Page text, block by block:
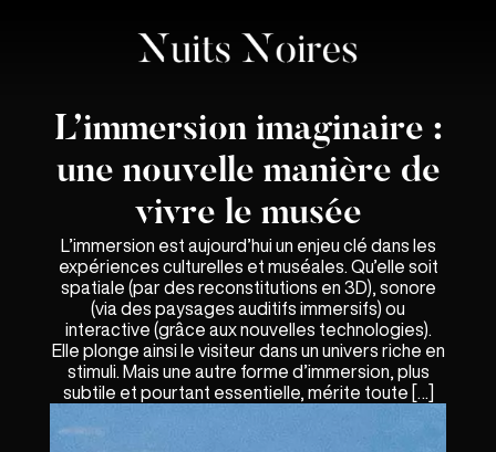
L’immersion imaginaire :
une nouvelle manière de
vivre le musée
L’immersion est aujourd’hui un enjeu clé dans les
expériences culturelles et muséales. Qu’elle soit
spatiale (par des reconstitutions en 3D), sonore
(via des paysages auditifs immersifs) ou
interactive (grâce aux nouvelles technologies).
Elle plonge ainsi le visiteur dans un univers riche en
stimuli. Mais une autre forme d’immersion, plus
subtile et pourtant essentielle, mérite toute […]